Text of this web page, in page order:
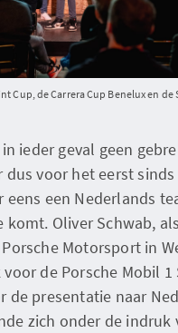
Cup, de Carrera Cup Benelux en de
ieder geval geen
dus voor het eerst sinds
eens een Nederlands
komt. Oliver Schwab, als
Motorsport in
de Porsche Mobil 1
de presentatie naar
zich onder de indruk